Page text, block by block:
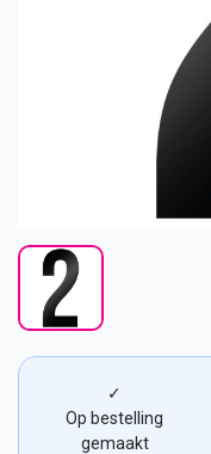
✓
Op bestelling
gemaakt